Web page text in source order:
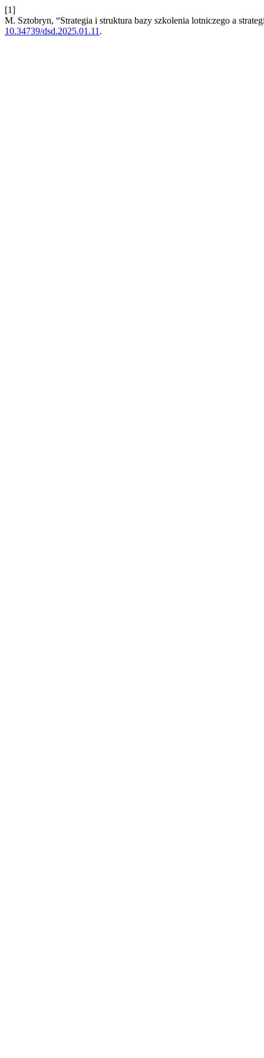
[1]
M. Sztobryn, “Strategia i struktura bazy szkolenia lotniczego a
10.34739/dsd.2025.01.11 .